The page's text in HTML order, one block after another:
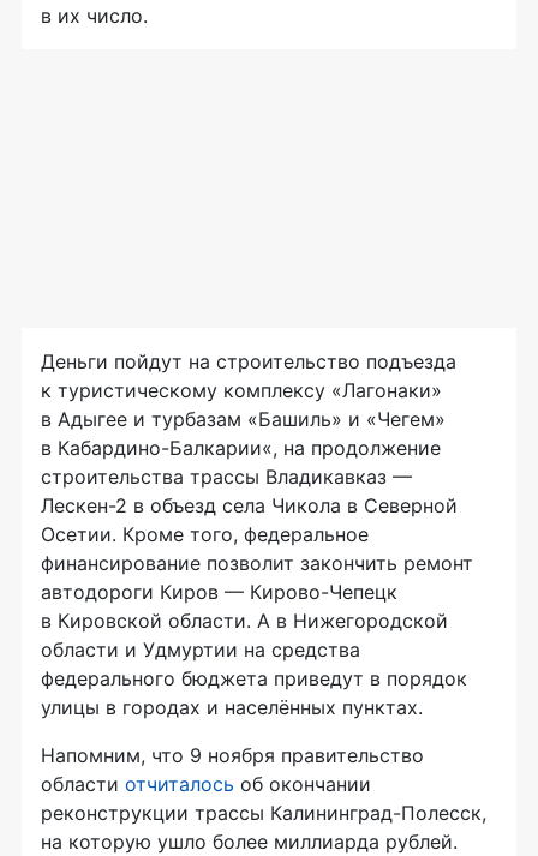
в их число.
Деньги пойдут на строительство подъезда
к туристическому комплексу «Лагонаки»
в Адыгее и турбазам «Башиль» и «Чегем»
в Кабардино-Балкарии«, на продолжение
строительства трассы Владикавказ —
Лескен-2 в объезд села Чикола в Северной
Осетии. Кроме того, федеральное
финансирование позволит закончить ремонт
автодороги Киров — Кирово-Чепецк
в Кировской области. А в Нижегородской
области и Удмуртии на средства
федерального бюджета приведут в порядок
улицы в городах и населённых пунктах.
Напомним, что 9 ноября правительство
области отчиталось об окончании
реконструкции трассы Калининград-Полесск,
на которую ушло более миллиарда рублей.